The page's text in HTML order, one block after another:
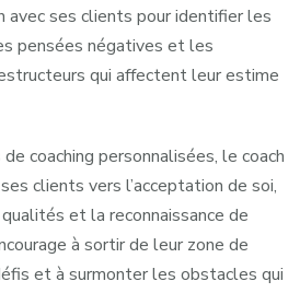
ses clients pour identifier les
pensées négatives et les
qui affectent leur estime
coaching personnalisées, le coach
clients vers l’acceptation de soi,
et la reconnaissance de
à sortir de leur zone de
et à surmonter les obstacles qui